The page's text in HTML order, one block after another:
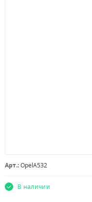
Арт.:OpelA532
В наличии